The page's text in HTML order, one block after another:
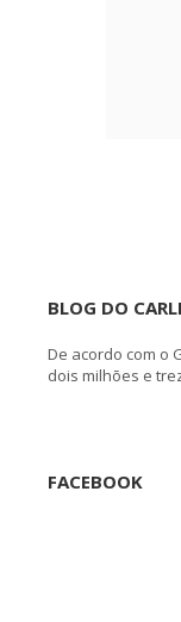
BLOG DO
De acordo com o
dois milhões e
FACEBOOK